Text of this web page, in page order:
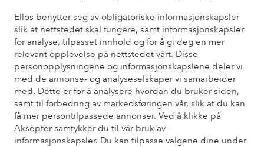
Ellos benytter seg av obligatoriske informasjonskapsler
slik at nettstedet skal fungere, samt informasjonskapsler
for analyse, tilpasset innhold og for å gi deg en mer
relevant opplevelse på nettstedet vårt. Disse
personopplysningene og informasjonskapslene deler vi
med de annonse- og analyseselskaper vi samarbeider
med. Dette er for å analysere hvordan du bruker siden,
samt til forbedring av markedsføringen vår, slik at du kan
få mer persontilpassede annonser. Ved å klikke på
Aksepter samtykker du til vår bruk av
informasjonskapsler. Du kan tilpasse valgene dine under
Trenger du hjelp?
Du finner svar på de vanligste spørsmålene i vår FAQ. Du finner
også informasjon om hvordan du kan kontakte oss.
Kundeservice Bestilling Betalingsmåte